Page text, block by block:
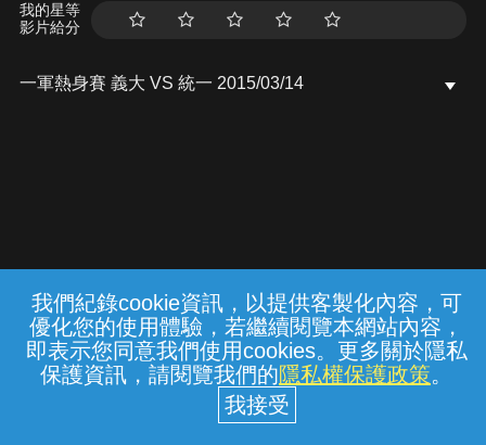
我們紀錄cookie資訊，以提供客製化內容，可
優化您的使用體驗，若繼續閱覽本網站內容，
即表示您同意我們使用cookies。更多關於隱私
保護資訊，請閱覽我們的隱私權保護政策。
我的星等
影片給分
一軍熱身賽 義大 VS 統一 2015/03/14
常見問題 線上客服 服務條款 隱私權保護
中華電信股份有限公司個人家庭分公司
(統一編號：96979949) © 2026
{{notifyMsg}}